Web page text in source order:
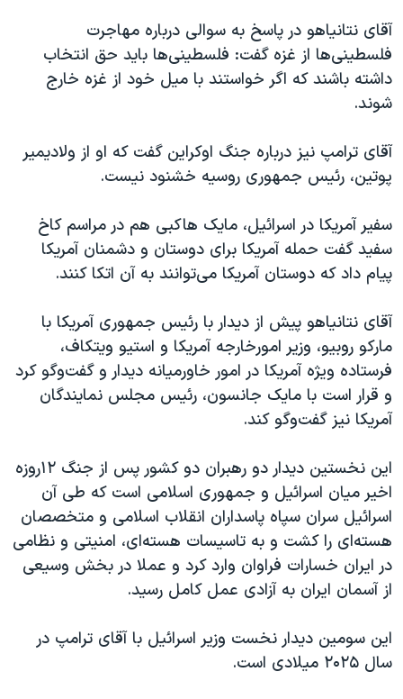
آقای نتانیاهو در پاسخ به سوالی درباره مهاجرت
فلسطینی‌ها از غزه گفت: فلسطینی‌ها باید حق انتخاب
داشته باشند که اگر خواستند با میل خود از غزه خارج
شوند.
آقای ترامپ نیز درباره جنگ اوکراین گفت که او از ولادیمیر
پوتین، رئیس جمهوری روسیه خشنود نیست.
سفیر آمریکا در اسرائيل، مایک هاکبی هم در مراسم کاخ
سفید گفت حمله آمریکا برای دوستان و دشمنان آمریکا
پیام داد که دوستان آمریکا می‌توانند به آن اتکا کنند.
آقای نتانیاهو پیش از دیدار با رئیس جمهوری آمریکا با
مارکو روبیو، وزیر امورخارجه آمریکا و استیو ویتکاف،
فرستاده ویژه آمریکا در امور خاورمیانه دیدار و گفت‌وگو کرد
و قرار است با مایک جانسون، رئیس مجلس نمایندگان
آمریکا نیز گفت‌وگو کند.
این نخستین دیدار دو رهبران دو کشور پس از جنگ ۱۲روزه
اخیر میان اسرائيل و جمهوری اسلامی است که طی آن
اسرائيل سران سپاه پاسداران انقلاب اسلامی و متخصصان
هسته‌ای را کشت و به تاسیسات هسته‌ای، امنیتی و نظامی
در ایران خسارات فراوان وارد کرد و عملا در بخش‌ وسیعی
از آسمان ایران به آزادی عمل کامل رسید.
این سومین دیدار نخست وزیر اسرائيل با آقای ترامپ در
سال ۲۰۲۵ میلادی است.